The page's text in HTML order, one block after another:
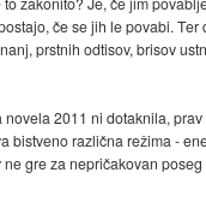
če se jih le povabi. Ter
prstnih odtisov, brisov
novela 2011 ni dotaknila,
bistveno različna režima -
gre za nepričakovan poseg